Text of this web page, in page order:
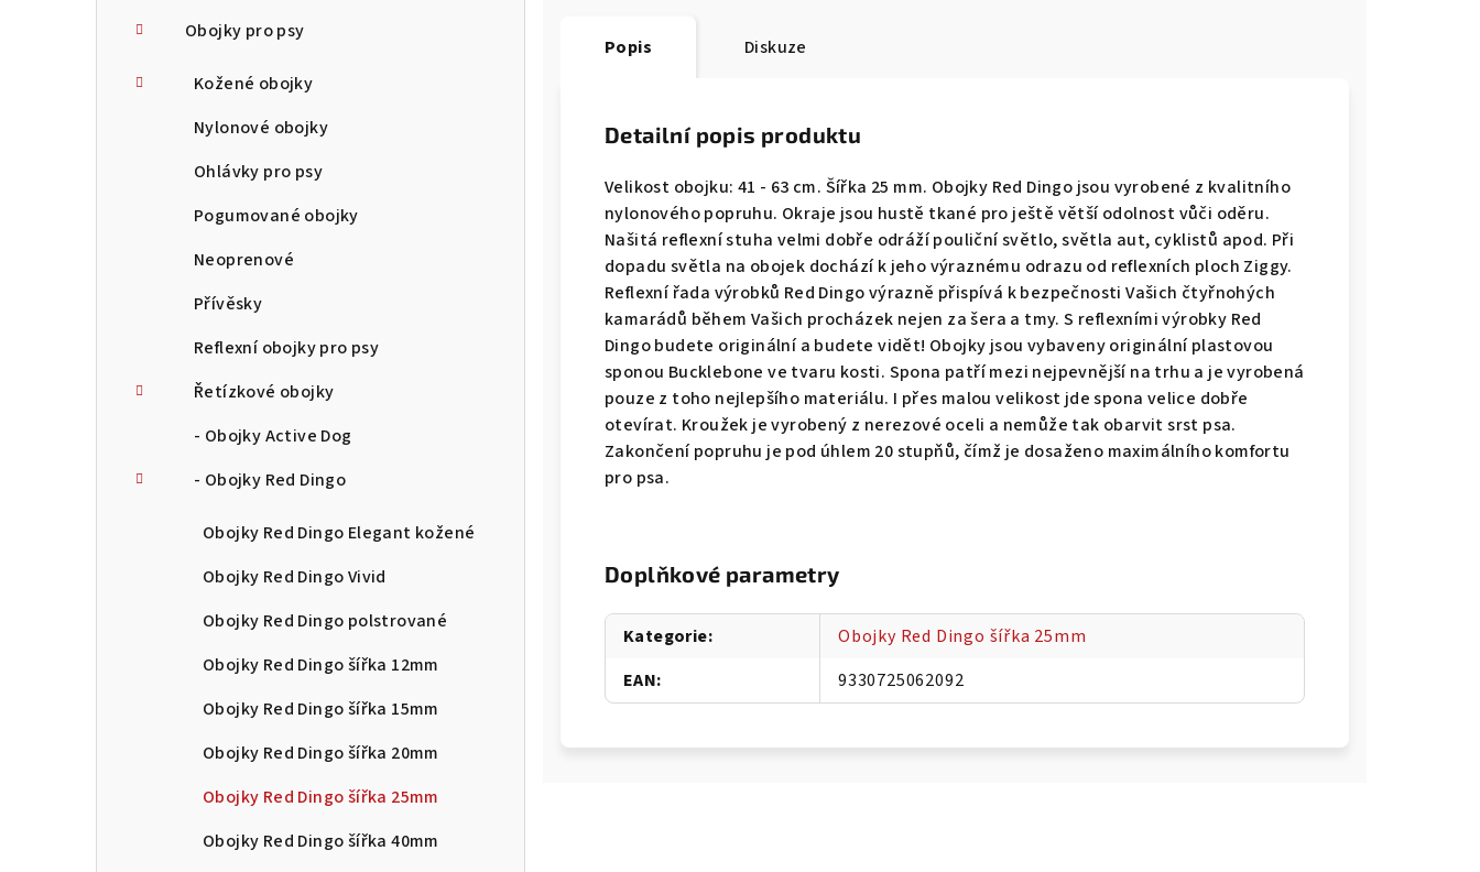
Obojky pro psy
Kožené obojky
Nylonové obojky
Ohlávky pro psy
Pogumované obojky
Neoprenové
Přívěsky
Reflexní obojky pro psy
Řetízkové obojky
- Obojky Active Dog
- Obojky Red Dingo
Obojky Red Dingo Elegant kožené
Obojky Red Dingo Vivid
Obojky Red Dingo polstrované
Obojky Red Dingo šířka 12mm
Obojky Red Dingo šířka 15mm
Obojky Red Dingo šířka 20mm
Obojky Red Dingo šířka 25mm
Obojky Red Dingo šířka 40mm
Popis Diskuze
Detailní popis produktu
Velikost obojku: 41 - 63 cm. Šířka 25 mm. Obojky Red Dingo jsou vyrobené z kvalitního
nylonového popruhu. Okraje jsou hustě tkané pro ještě větší odolnost vůči oděru.
Našitá reflexní stuha velmi dobře odráží pouliční světlo, světla aut, cyklistů apod. Při
dopadu světla na obojek dochází k jeho výraznému odrazu od reflexních ploch Ziggy.
Reflexní řada výrobků Red Dingo výrazně přispívá k bezpečnosti Vašich čtyřnohých
kamarádů během Vašich procházek nejen za šera a tmy. S reflexními výrobky Red
Dingo budete originální a budete vidět! Obojky jsou vybaveny originální plastovou
sponou Bucklebone ve tvaru kosti. Spona patří mezi nejpevnější na trhu a je vyrobená
pouze z toho nejlepšího materiálu. I přes malou velikost jde spona velice dobře
otevírat. Kroužek je vyrobený z nerezové oceli a nemůže tak obarvit srst psa.
Zakončení popruhu je pod úhlem 20 stupňů, čímž je dosaženo maximálního komfortu
pro psa.
Doplňkové parametry
Kategorie:
Obojky Red Dingo šířka 25mm
EAN: 9330725062092